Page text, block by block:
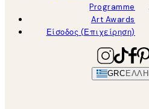
Programme
Art Awards
Είσοδος (Επιχείρηση)
GRC